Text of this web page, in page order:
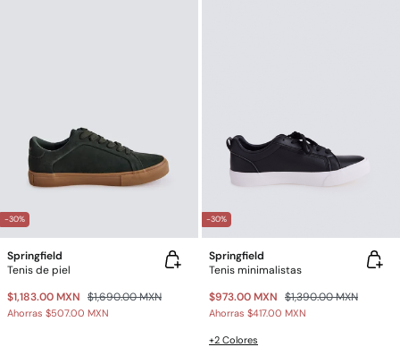
-30%
Springfield
Tenis de piel
$1,183.00 MXN $1,690.00 MXN
Ahorras $507.00 MXN
-30%
Springfield
Tenis minimalistas
$973.00 MXN $1,390.00 MXN
Ahorras $417.00 MXN
+2 Colores